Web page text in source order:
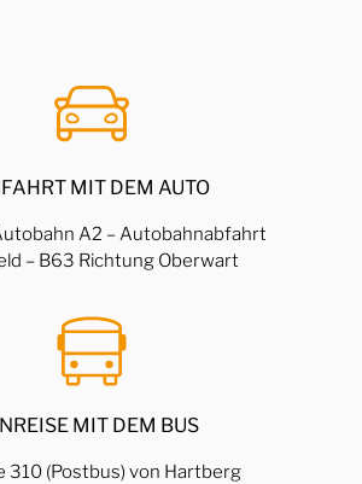
MIT DEM AUTO
A2 – Autobahnabfahrt
– B63 Richtung Oberwart
MIT DEM BUS
310 (Postbus) von Hartberg